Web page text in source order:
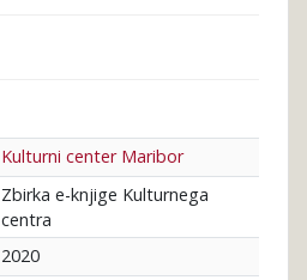
Kulturni center Maribor
Zbirka e-knjige Kulturnega
centra
2020